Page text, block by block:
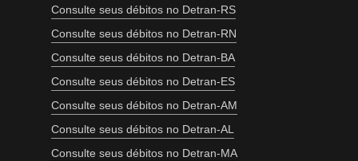
Consulte seus débitos no Detran-RS
Consulte seus débitos no Detran-RN
Consulte seus débitos no Detran-BA
Consulte seus débitos no Detran-ES
Consulte seus débitos no Detran-AM
Consulte seus débitos no Detran-AL
Consulte seus débitos no Detran-MA